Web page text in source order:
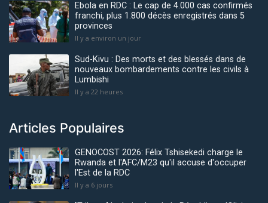
Ebola en RDC : Le cap de 4.000 cas confirmés
franchi, plus 1.800 décès enregistrés dans 5
provinces
Il y a environ un jour
Sud-Kivu : Des morts et des blessés dans de
nouveaux bombardements contre les civils à
Lumbishi
Il y a 22 heures
Articles Populaires
GENOCOST 2026: Félix Tshisekedi charge le
Rwanda et l'AFC/M23 qu'il accuse d'occuper
l'Est de la RDC
Il y a 6 jours